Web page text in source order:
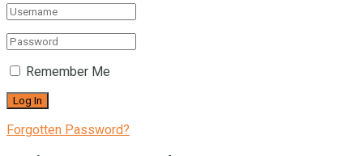
Remember Me
Forgotten Password?